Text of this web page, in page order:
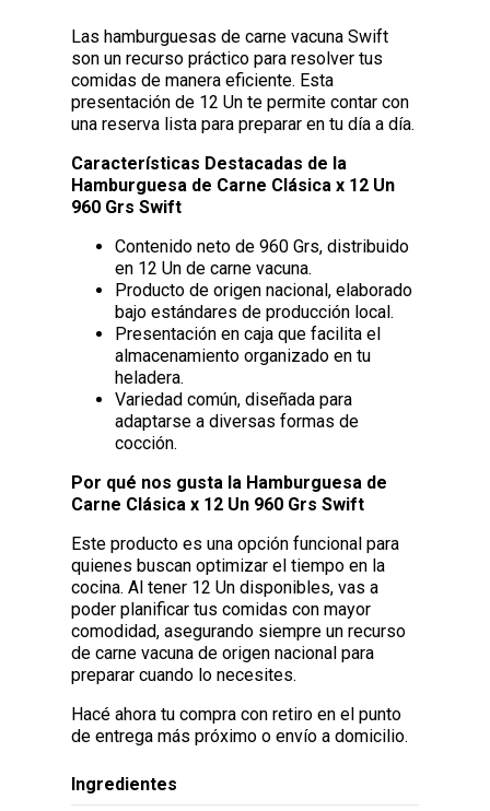
Las hamburguesas de carne vacuna Swift
son un recurso práctico para resolver tus
comidas de manera eficiente. Esta
presentación de 12 Un te permite contar con
una reserva lista para preparar en tu día a día.
Características Destacadas de la
Hamburguesa de Carne Clásica x 12 Un
960 Grs Swift
Contenido neto de 960 Grs, distribuido
en 12 Un de carne vacuna.
Producto de origen nacional, elaborado
bajo estándares de producción local.
Presentación en caja que facilita el
almacenamiento organizado en tu
heladera.
Variedad común, diseñada para
adaptarse a diversas formas de
cocción.
Por qué nos gusta la Hamburguesa de
Carne Clásica x 12 Un 960 Grs Swift
Este producto es una opción funcional para
quienes buscan optimizar el tiempo en la
cocina. Al tener 12 Un disponibles, vas a
poder planificar tus comidas con mayor
comodidad, asegurando siempre un recurso
de carne vacuna de origen nacional para
preparar cuando lo necesites.
Hacé ahora tu compra con retiro en el punto
de entrega más próximo o envío a domicilio.
Ingredientes